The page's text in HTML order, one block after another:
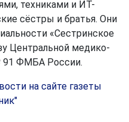
техниками и ИТ-
сёстры и братья. Они
«Сестринское
Центральной медико-
91 ФМБА России.
на сайте газеты